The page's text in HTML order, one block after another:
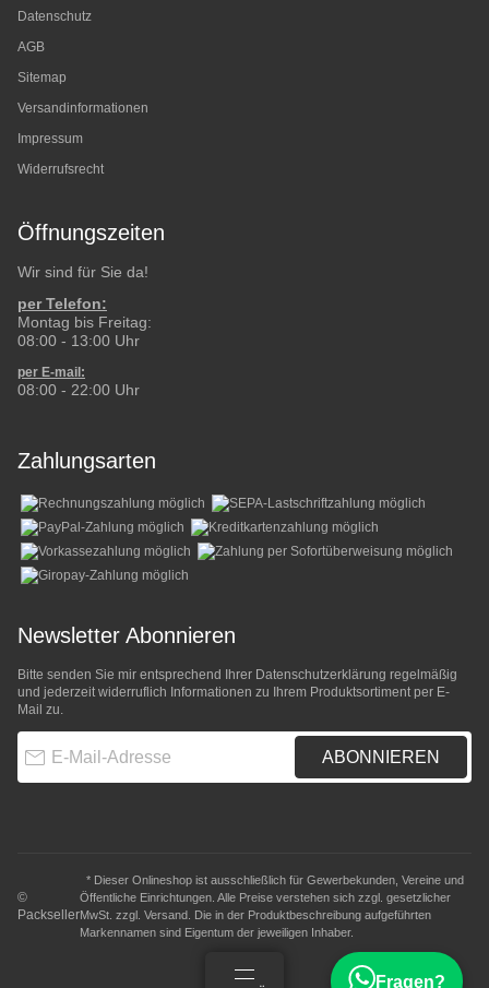
Datenschutz
AGB
Sitemap
Versandinformationen
Impressum
Widerrufsrecht
Öffnungszeiten
Wir sind für Sie da!
per Telefon:
Montag bis Freitag:
08:00 - 13:00 Uhr
per E-mail:
08:00 - 22:00 Uhr
Zahlungsarten
Newsletter Abonnieren
Bitte senden Sie mir entsprechend Ihrer Datenschutzerklärung regelmäßig
und jederzeit widerruflich Informationen zu Ihrem Produktsortiment per E-
Mail zu.
ABONNIEREN
©
Packseller
* Dieser Onlineshop ist ausschließlich für Gewerbekunden, Vereine und
Öffentliche Einrichtungen. Alle Preise verstehen sich zzgl. gesetzlicher
MwSt. zzgl. Versand . Die in der Produktbeschreibung aufgeführten
Markennamen sind Eigentum der jeweiligen Inhaber.
Fragen?